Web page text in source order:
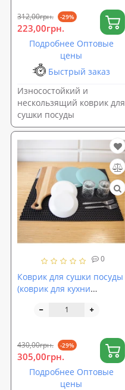
312,00грн. -29%
223,00грн.
Подробнее Оптовые
цены
Быстрый заказ
Износостойкий и
нескользящий коврик для
сушки посуды
0
Коврик для сушки посуды
(коврик для кухни
посуду) 60х50 см OSPORT
430,00грн. -29%
305,00грн.
Подробнее Оптовые
цены